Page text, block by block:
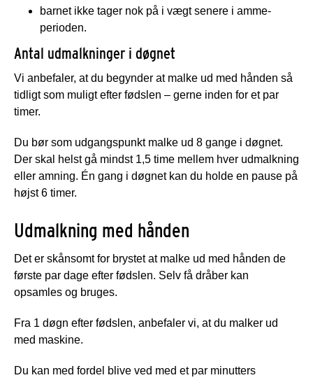
barnet ikke tager nok på i vægt senere i amme-
perioden.
Antal udmalkninger i døgnet
Vi anbefaler, at du begynder at malke ud med hånden så
tidligt som muligt efter fødslen – gerne inden for et par
timer.
Du bør som udgangspunkt malke ud 8 gange i døgnet.
Der skal helst gå mindst 1,5 time mellem hver udmalkning
eller amning. Én gang i døgnet kan du holde en pause på
højst 6 timer.
Udmalkning med hånden
Det er skånsomt for brystet at malke ud med hånden de
første par dage efter fødslen. Selv få dråber kan
opsamles og bruges.
Fra 1 døgn efter fødslen, anbefaler vi, at du malker ud
med maskine.
Du kan med fordel blive ved med et par minutters